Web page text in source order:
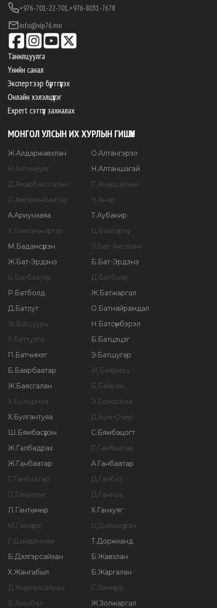
+976-701-22-701,+976-8031-7678
info@vip76.mn
Танилцуулга
Үнийн санал
Экспертээр бүртгүүлэх
Онлайн хэлэлцүүлэг
Expert сэтгүүл захиалах
МОНГОЛ УЛСЫН ИХ ХУРЛЫН ГИШҮҮН
Ж.Алдаржавхлан О.Алтангэрэл
Н.Алтанхуяг Н.Алтаншагай
Д.Амарбаясгалан С.Амарсайхан
О.Амгаланбаатар Ч.Анар
А.Ариунзаяа Т.Аубакир
Х.Баасанжаргал Ц.Баатархүү
М.Бадамсүрэн Э.Бат-Амгалан
Ж.Бат-Эрдэнэ Б.Бат-Эрдэнэ
Б.Батбаатар Д.Батбаяр
Р.Батболд Ж.Батжаргал
Д.Батлут О.Батнайрамдал
Ж.Батсуурь Н.Батсүмбэрэл
Х.Баттулга Б.Батцэцэг
П.Батчимэг Э.Батшугар
Б.Баярбаатар Ж.Баярмаа
Ж.Баясгалан Б.Бейсен
Х.Болормаа Э.Болормаа
Х.Булгантуяа Д.Бум-Очир
Ш.Бямбасүрэн С.Бямбацогт
Ж.Галбадрах С.Ганбаатар
Ж.Ганбаатар А.Ганбаатар
Г.Ганбаатар Д.Ганбат
П.Ганзориг Д.Ганмаа
Л.Гантөмөр Х.Ганхуяг
М.Ганхүлэг Ц.Даваасүрэн
Г.Дамдинням Т.Доржханд
Б.Дэлгэрсайхан Б.Жавхлан
Х.Жангабыл Б.Жаргалан
Д.Жаргалсайхан С.Замира
Б.Заяабал Ж.Золжаргал